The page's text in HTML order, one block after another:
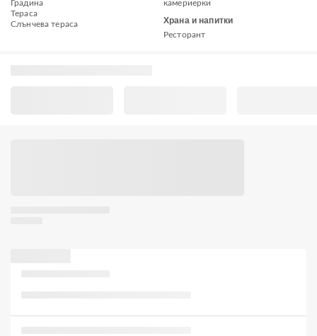
Градина
Тераса
Слънчева тераса
камериерки
Храна и напитки
Ресторант